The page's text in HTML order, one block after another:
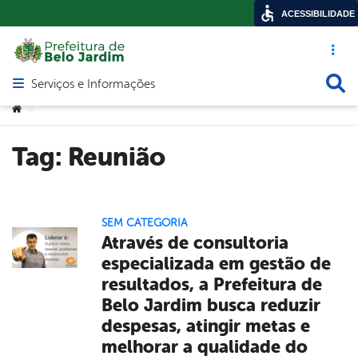
Acesso
Abrir menu principal de navegação
Serviços e Informações
Você está aqui:
>
Tag: Reunião
SEM CATEGORIA
Através de consultoria
especializada em gestão de
resultados, a Prefeitura de
Belo Jardim busca reduzir
despesas, atingir metas e
melhorar a qualidade do
ACESSIBILIDADE